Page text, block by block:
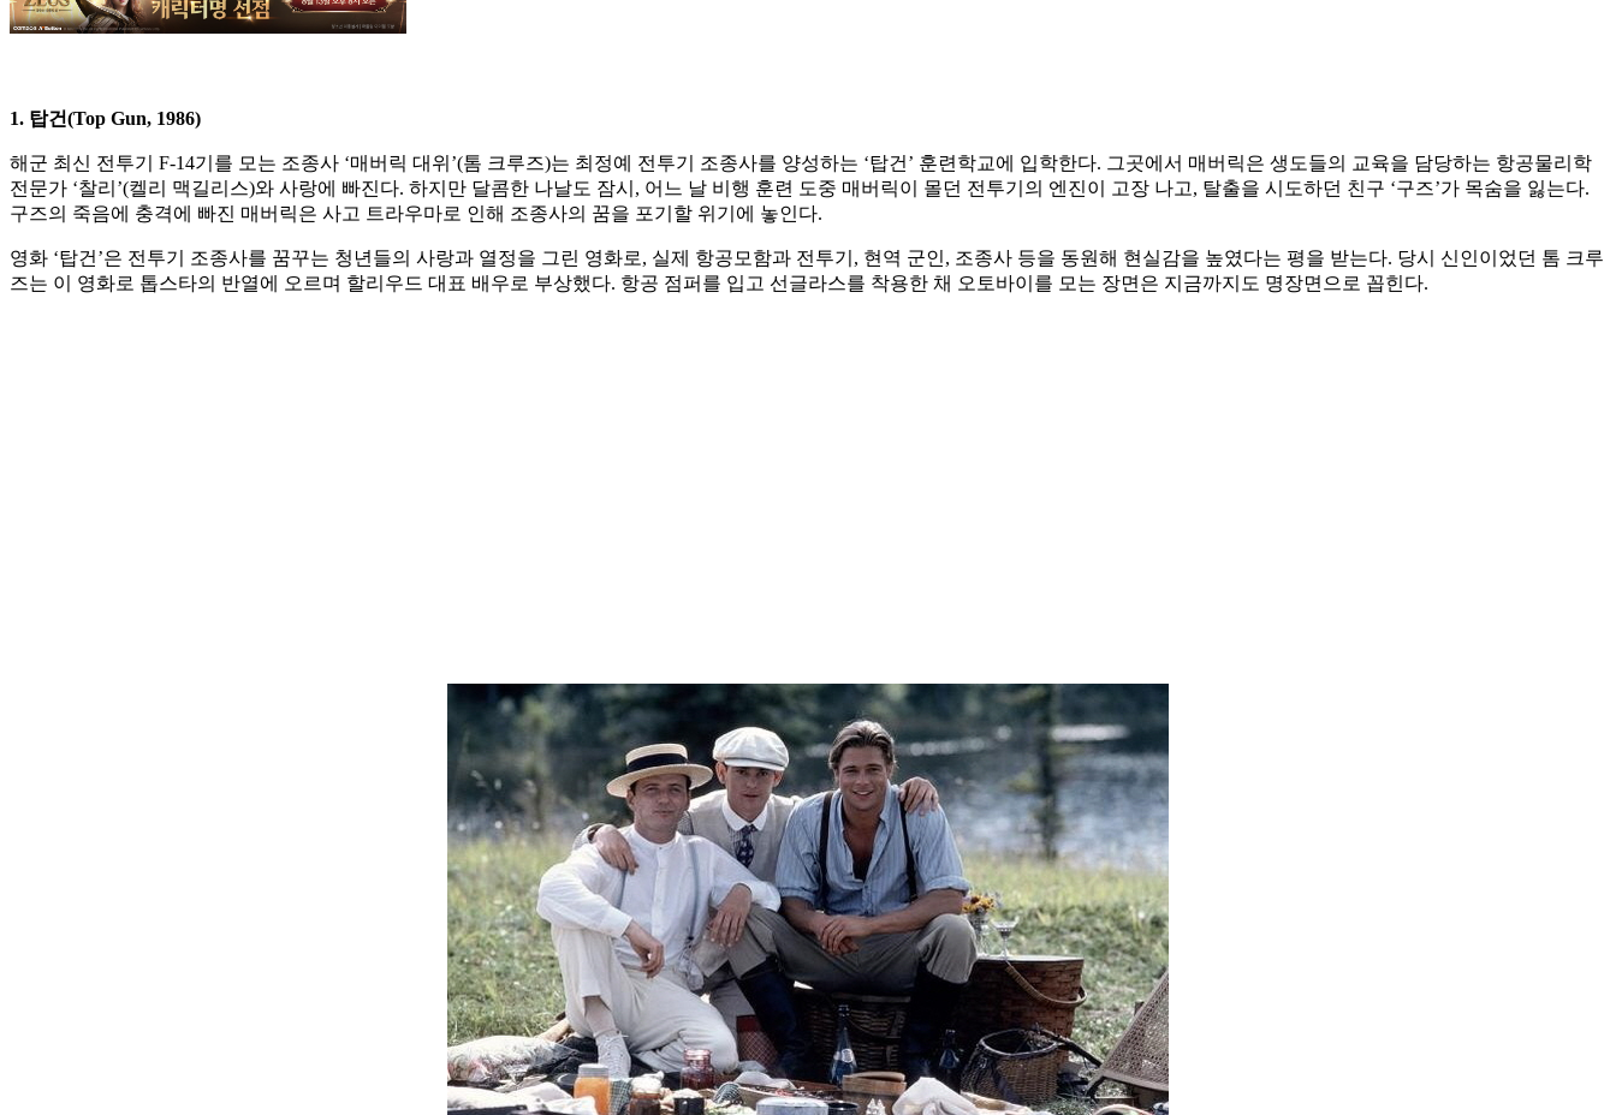
1. 탑건(Top Gun, 1986)
해군 최신 전투기 F-14기를 모는 조종사 ‘매버릭 대위’(톰 크루즈)는 최정예 전투기 조종사를 양성하는 ‘탑건’ 훈련학교에 입학한다. 그곳에서 매버릭은 생도들의 교육을 담당하는 항공물리학
전문가 ‘찰리’(켈리 맥길리스)와 사랑에 빠진다. 하지만 달콤한 나날도 잠시, 어느 날 비행 훈련 도중 매버릭이 몰던 전투기의 엔진이 고장 나고, 탈출을 시도하던 친구 ‘구즈’가 목숨을 잃는다.
구즈의 죽음에 충격에 빠진 매버릭은 사고 트라우마로 인해 조종사의 꿈을 포기할 위기에 놓인다.
영화 ‘탑건’은 전투기 조종사를 꿈꾸는 청년들의 사랑과 열정을 그린 영화로, 실제 항공모함과 전투기, 현역 군인, 조종사 등을 동원해 현실감을 높였다는 평을 받는다. 당시 신인이었던 톰 크루
즈는 이 영화로 톱스타의 반열에 오르며 할리우드 대표 배우로 부상했다. 항공 점퍼를 입고 선글라스를 착용한 채 오토바이를 모는 장면은 지금까지도 명장면으로 꼽힌다.